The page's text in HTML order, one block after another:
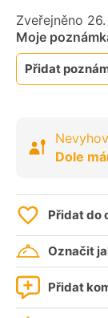
Zveřejněno
Moje
Přidat
Dole
Přidat do
Označit
Přidat